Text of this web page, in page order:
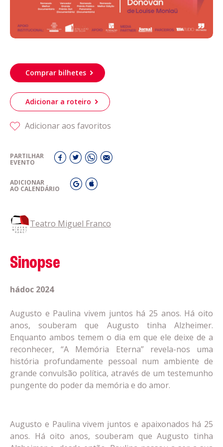
Comprar bilhetes
Adicionar a roteiro
Adicionar aos favoritos
PARTILHAR
EVENTO
ADICIONAR
AO CALENDÁRIO
Teatro Miguel Franco
Sinopse
hádoc 2024
Augusto e Paulina vivem juntos há 25 anos. Há oito
anos, souberam que Augusto tinha Alzheimer.
Enquanto ambos temem o dia em que ele deixe de a
reconhecer, “A Memória Eterna” revela-nos uma
história profundamente pessoal num ambiente de
grande convulsão política, através de um testemunho
pungente do poder da memória e do amor.
Augusto e Paulina vivem juntos e apaixonados há 25
anos. Há oito anos, souberam que Augusto tinha